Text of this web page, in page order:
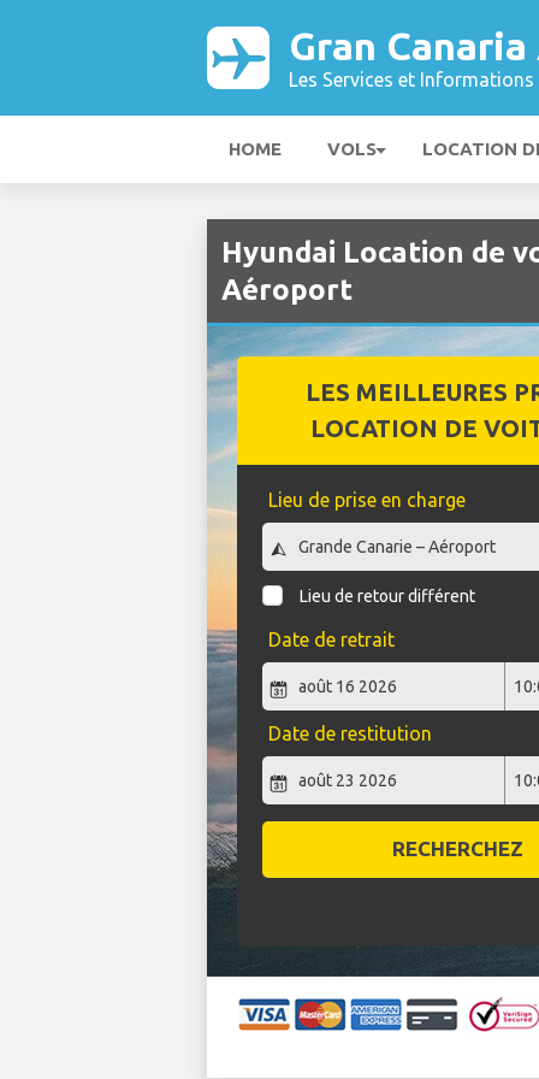
Gran
Les Services et
HOME VOLS LOCATION
Hyundai Location de
Aéroport
LES MEILLEURES
LOCATION DE
Lieu de prise en charge
Lieu de retour différent
Date de retrait
Date de restitution
RECHERCHEZ